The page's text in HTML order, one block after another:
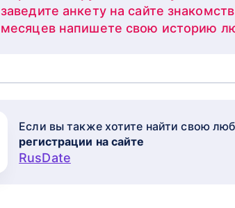
заведите анкету на сайте
месяцев напишете свою историю
Если вы также хотите найти свою
регистрации на сайте
RusDate